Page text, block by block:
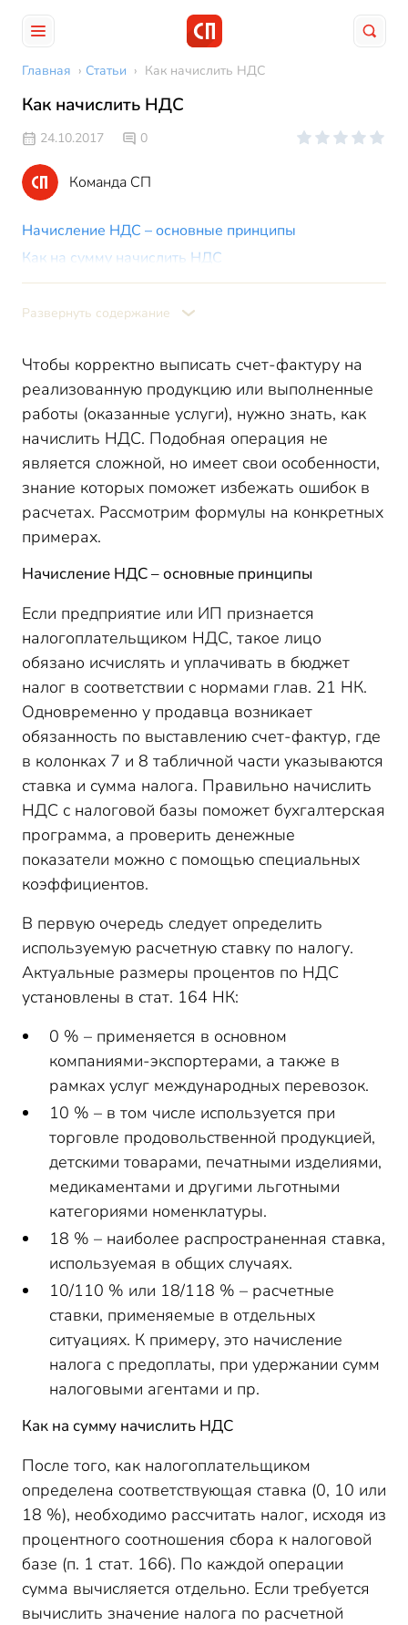
Главная › Статьи › Как начислить НДС
Как начислить НДС
24.10.2017 0
Команда СП
Начисление НДС – основные принципы
Как на сумму начислить НДС
Формула начисления НДС:
Начисление НДС – примеры
Развернуть содержание
Чтобы корректно выписать счет-фактуру на
реализованную продукцию или выполненные
работы (оказанные услуги), нужно знать, как
начислить НДС. Подобная операция не
является сложной, но имеет свои особенности,
знание которых поможет избежать ошибок в
расчетах. Рассмотрим формулы на конкретных
примерах.
Начисление НДС – основные принципы
Если предприятие или ИП признается
налогоплательщиком НДС, такое лицо
обязано исчислять и уплачивать в бюджет
налог в соответствии с нормами глав. 21 НК.
Одновременно у продавца возникает
обязанность по выставлению счет-фактур, где
в колонках 7 и 8 табличной части указываются
ставка и сумма налога. Правильно начислить
НДС с налоговой базы поможет бухгалтерская
программа, а проверить денежные
показатели можно с помощью специальных
коэффициентов.
В первую очередь следует определить
используемую расчетную ставку по налогу.
Актуальные размеры процентов по НДС
установлены в стат. 164 НК:
0 % – применяется в основном
компаниями-экспортерами, а также в
рамках услуг международных перевозок.
10 % – в том числе используется при
торговле продовольственной продукцией,
детскими товарами, печатными изделиями,
медикаментами и другими льготными
категориями номенклатуры.
18 % – наиболее распространенная ставка,
используемая в общих случаях.
10/110 % или 18/118 % – расчетные
ставки, применяемые в отдельных
ситуациях. К примеру, это начисление
налога с предоплаты, при удержании сумм
налоговыми агентами и пр.
Как на сумму начислить НДС
После того, как налогоплательщиком
определена соответствующая ставка (0, 10 или
18 %), необходимо рассчитать налог, исходя из
процентного соотношения сбора к налоговой
базе (п. 1 стат. 166). По каждой операции
сумма вычисляется отдельно. Если требуется
вычислить значение налога по расчетной